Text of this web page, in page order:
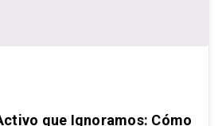
que Ignoramos: Cómo